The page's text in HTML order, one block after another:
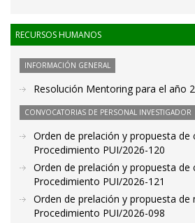
RECURSOS HUMANOS
INFORMACIÓN GENERAL
Resolución Mentoring para el año
CONVOCATORIAS DE PERSONAL INVESTIGADOR
Orden de prelación y propuesta de
Procedimiento PUI/2026-120
Orden de prelación y propuesta de
Procedimiento PUI/2026-121
Orden de prelación y propuesta de
Procedimiento PUI/2026-098